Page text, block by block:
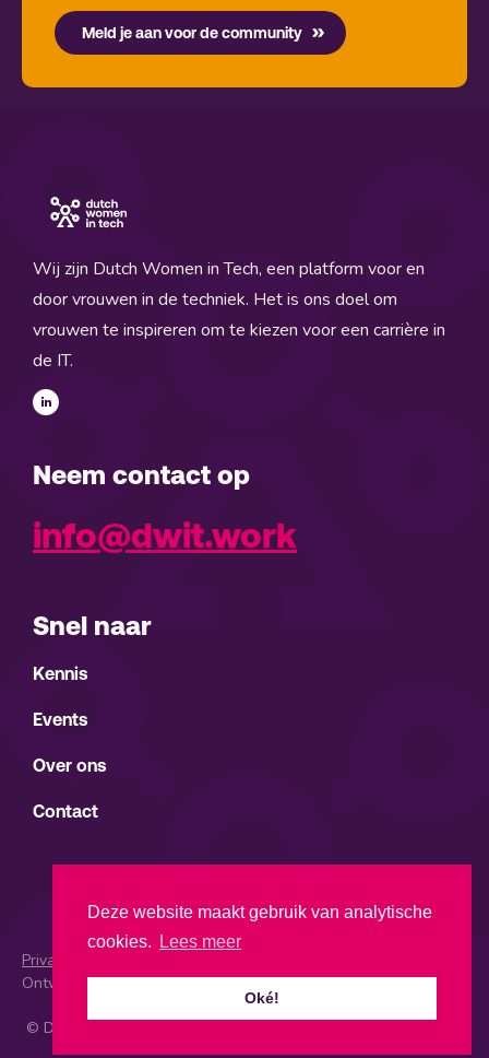
Deze website maakt gebruik van analytische
cookies.
Lees meer
Oké!
Meld je aan voor de community
Wij zijn Dutch Women in Tech, een platform voor en
door vrouwen in de techniek. Het is ons doel om
vrouwen te inspireren om te kiezen voor een carrière in
de IT.
Neem contact op
info@dwit.work
Snel naar
Kennis
Events
Over ons
Contact
Privacypolicy
Ontwerp en realisatie:MM
© Dutch Women in Tech